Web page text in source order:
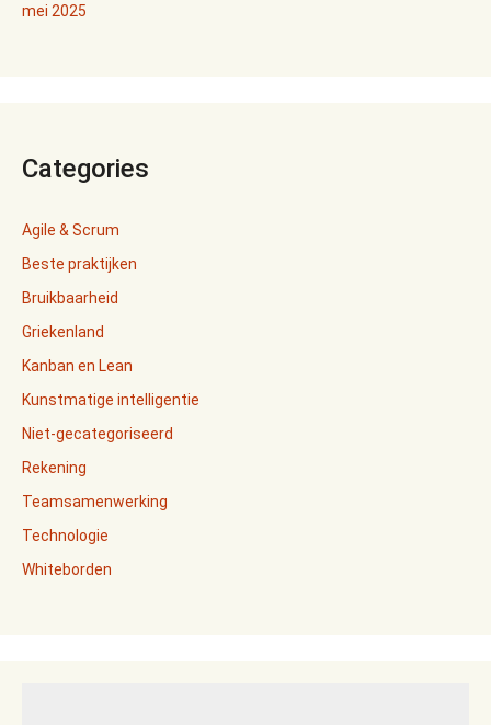
mei 2025
Categories
Agile & Scrum
Beste praktijken
Bruikbaarheid
Griekenland
Kanban en Lean
Kunstmatige intelligentie
Niet-gecategoriseerd
Rekening
Teamsamenwerking
Technologie
Whiteborden